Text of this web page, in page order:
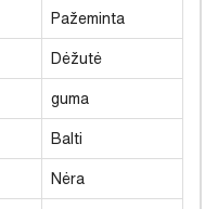
Pažeminta
Dėžutė
guma
Balti
Nėra